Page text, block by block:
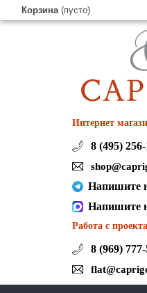
Корзина (пусто)
Интернет
8 (495)
Напишите
Напишите
Работа с
8 (969)